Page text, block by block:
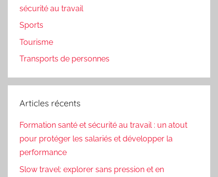
sécurité au travail
Sports
Tourisme
Transports de personnes
Articles récents
Formation santé et sécurité au travail : un atout
pour protéger les salariés et développer la
performance
Slow travel: explorer sans pression et en